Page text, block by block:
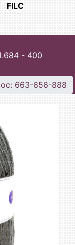
FILC
- 400
663-656-888